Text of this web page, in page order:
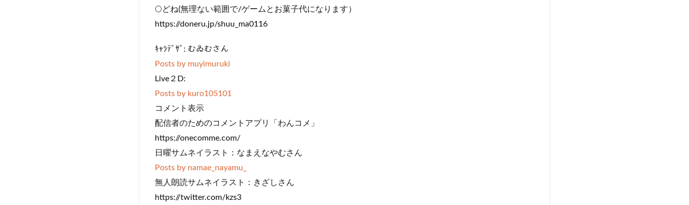
🌕どね(無理ない範囲で/ゲームとお菓子代になります）
https://doneru.jp/shuu_ma0116
ｷｬﾗﾃﾞｻﾞ: むゐむさん
Posts by muyimuruki
Live２D:
Posts by kuro105101
コメント表示
配信者のためのコメントアプリ「わんコメ」
https://onecomme.com/
日曜サムネイラスト：なまえなやむさん
Posts by namae_nayamu_
無人朗読サムネイラスト：きざしさん
https://twitter.com/kzs3